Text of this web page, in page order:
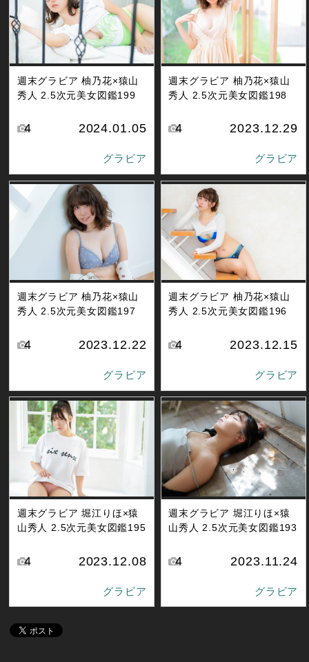
週末グラビア 柚乃花×猿山
秀人 2.5次元美女図鑑199
4 2024.01.05
グラビア
週末グラビア 柚乃花×猿山
秀人 2.5次元美女図鑑198
4 2023.12.29
グラビア
週末グラビア 柚乃花×猿山
秀人 2.5次元美女図鑑197
4 2023.12.22
グラビア
週末グラビア 柚乃花×猿山
秀人 2.5次元美女図鑑196
4 2023.12.15
グラビア
週末グラビア 堀江りほ×猿
山秀人 2.5次元美女図鑑195
4 2023.12.08
グラビア
週末グラビア 堀江りほ×猿
山秀人 2.5次元美女図鑑193
4 2023.11.24
グラビア